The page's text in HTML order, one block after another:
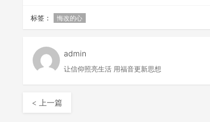
标签： 悔改的心
admin
让信仰照亮生活 用福音更新思想
< 上一篇